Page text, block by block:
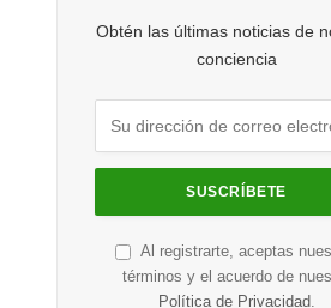
Obtén las últimas noticias de
conciencia
Al registrarte, aceptas
términos y el acuerdo de
Política de Privacidad